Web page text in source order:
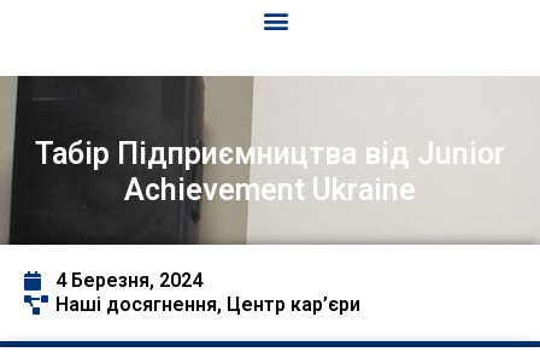
Табір Підприємництва від Junior
Achievement Ukraine
4 Березня, 2024
Наші досягнення, Центр кар’єри